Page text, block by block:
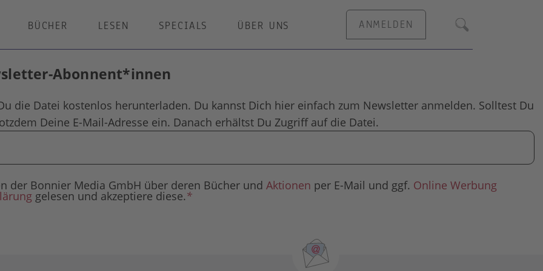
BÜCHER LESEN SPECIALS ÜBER UNS ANMELDEN Suche
Abonnent*innen
die Datei kostenlos herunterladen. Du kannst Dich hier einfach zum Newsletter anmelden. Solltest Du
Deine E-Mail-Adresse ein. Danach erhältst Du Zugriff auf die Datei.
der Bonnier Media GmbH über deren Bücher und Aktionen per E-Mail und ggf. Online Werbung
gelesen und akzeptiere diese.*